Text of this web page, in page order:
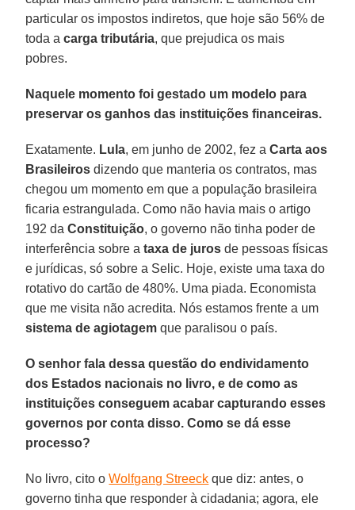
particular os impostos indiretos, que hoje são 56% de
toda acarga tributária, que prejudica os mais
pobres.
Naquele momento foi gestado um modelo para
preservar os ganhos das instituições financeiras.
Exatamente. Lula, em junho de 2002, fez aCarta aos
Brasileiros dizendo que manteria os contratos, mas
chegou um momento em que a população brasileira
ficaria estrangulada. Como não havia mais o artigo
192 daConstituição, o governo não tinha poder de
interferência sobre ataxa de juros de pessoas físicas
e jurídicas, só sobre a Selic. Hoje, existe uma taxa do
rotativo do cartão de 480%. Uma piada. Economista
que me visita não acredita. Nós estamos frente a um
sistema de agiotagem que paralisou o país.
O senhor fala dessa questão do endividamento
dos Estados nacionais no livro, e de como as
instituições conseguem acabar capturando esses
governos por conta disso. Como se dá esse
processo?
No livro, cito oWolfgang Streeck que diz: antes, o
governo tinha que responder à cidadania; agora, ele